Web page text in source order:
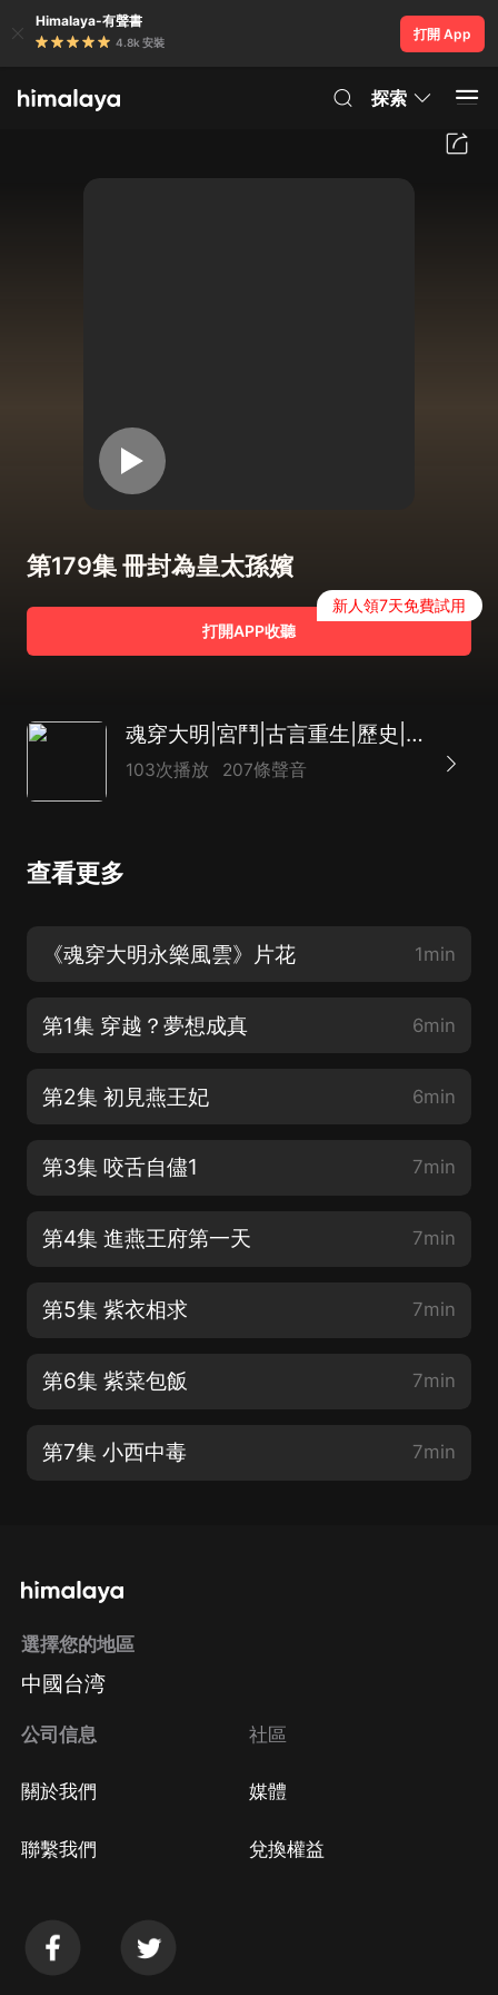
Himalaya-有聲書
4.8k 安裝
打開 App
探索
第179集 冊封為皇太孫嬪
打開APP收聽
新人領7天免費試用
魂穿大明|宮鬥|古言重生|歷史|多播|宮鬥|穿越|甜寵|永樂大帝
103次播放 207條聲音
查看更多
《魂穿大明永樂風雲》片花 1min
第1集 穿越？夢想成真 6min
第2集 初見燕王妃 6min
第3集 咬舌自儘1 7min
第4集 進燕王府第一天 7min
第5集 紫衣相求 7min
第6集 紫菜包飯 7min
第7集 小西中毒 7min
選擇您的地區
中國台湾
公司信息
關於我們
聯繫我們
社區
媒體
兌換權益